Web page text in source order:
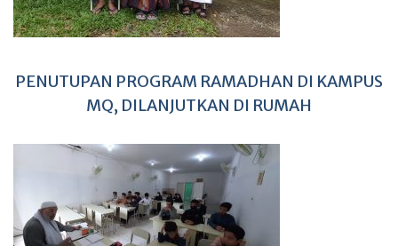
PENUTUPAN PROGRAM RAMADHAN DI KAMPUS
MQ, DILANJUTKAN DI RUMAH